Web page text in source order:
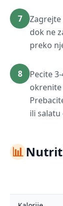
7
dok ne
preko
8
Pecite
okrenite
ili
📊